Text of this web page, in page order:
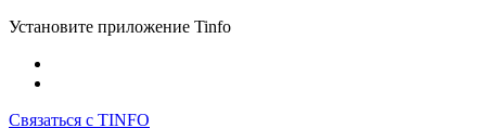
Установите приложение Tinfo
Связаться с TINFO